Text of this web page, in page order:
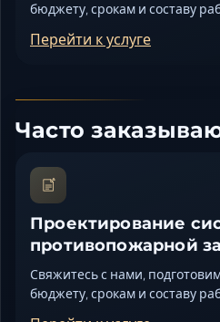
бюджету, срокам и составу
Перейти к услуге
Часто
Проектирование
противопожарной
Свяжитесь с нами,
бюджету, срокам и составу